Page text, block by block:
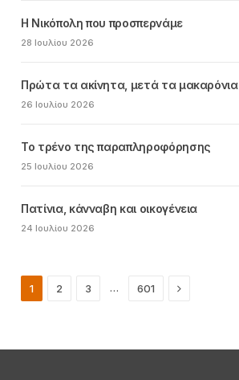
Η Νικόπολη που προσπερνάμε
28 Ιουλίου 2026
Πρώτα τα ακίνητα, μετά τα μακαρόνια
26 Ιουλίου 2026
Το τρένο της παραπληροφόρησης
25 Ιουλίου 2026
Πατίνια, κάνναβη και οικογένεια
24 Ιουλίου 2026
1 2 3 … 601 Next